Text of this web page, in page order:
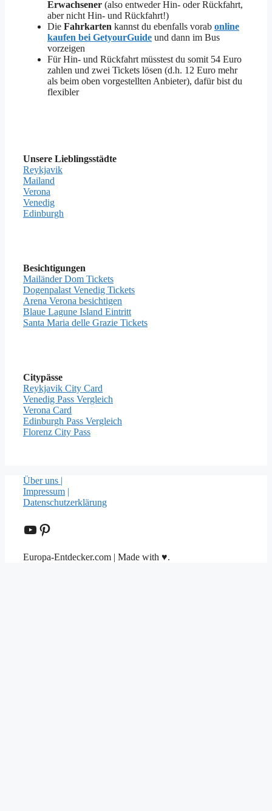
Erwachsener (also entweder Hin- oder Rückfahrt,
aber nicht Hin- und Rückfahrt!)
Die Fahrkarten kannst du ebenfalls vorab online
kaufen bei GetyourGuide und dann im Bus
vorzeigen
Für Hin- und Rückfahrt müsstest du somit 54 Euro
zahlen und zwei Tickets lösen (d.h. 12 Euro mehr
als beim oben vorgestellten Anbieter), dafür bist du
flexibler
Unsere Lieblingsstädte
Reykjavik
Mailand
Verona
Venedig
Edinburgh
Besichtigungen
Mailänder Dom Tickets
Dogenpalast Venedig Tickets
Arena Verona besichtigen
Blaue Lagune Island Eintritt
Santa Maria delle Grazie Tickets
Citypässe
Reykjavik City Card
Venedig Pass Vergleich
Verona Card
Edinburgh Pass Vergleich
Florenz City Pass
Über uns |
Impressum |
Datenschutzerklärung
YouTube
Pinterest
Europa-Entdecker.com | Made with ♥.